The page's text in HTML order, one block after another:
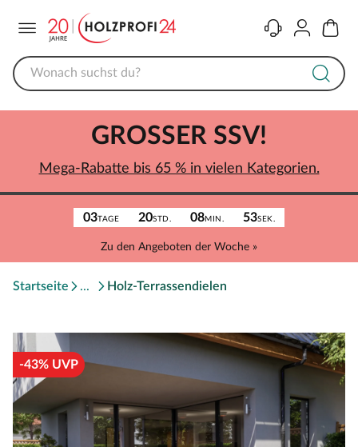
KontaktKonto
03TAGE 20STD. 08MIN. 53SEK.
Zu den Angeboten der Woche »
GROSSER SSV!
Mega-Rabatte bis 65 % in vielen Kategorien.
Startseite Holz-Terrassendielen
-43% UVP